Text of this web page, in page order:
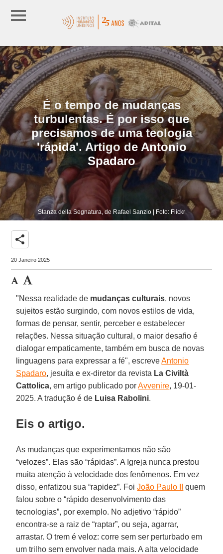
É o tempo de mudanças
turbulentas. É por isso que
precisamos de uma teologia
'rápida'. Artigo de Antonio
Spadaro
Stanza della Segnatura, de Rafael Sanzio | Foto: Flickr
share
20 Janeiro 2025
"Nessa realidade de mudanças culturais, novos
sujeitos estão surgindo, com novos estilos de vida,
formas de pensar, sentir, perceber e estabelecer
relações. Nessa situação cultural, o maior desafio é
dialogar empaticamente, também em busca de novas
linguagens para expressar a fé", escreveAntonio
Spadaro, jesuíta e ex-diretor da revista La Civiltà
Cattolica, em artigo publicado porAvvenire, 19-01-
2025. A tradução é de Luisa Rabolini.
Eis o artigo.
As mudanças que experimentamos não são
“velozes”. Elas são “rápidas”. A Igreja nunca prestou
muita atenção à velocidade dos fenômenos. Em vez
disso, enfatizou sua “rapidez”. FoiJoão Paulo II
quem
falou sobre o “rápido desenvolvimento das
tecnologias”, por exemplo. No adjetivo “rápido”
encontra-se a raiz de “raptar”, ou seja, agarrar,
arrastar. O trem é veloz: corre sem ser perturbado em
um trilho sem envolver nada mais. A alta velocidade